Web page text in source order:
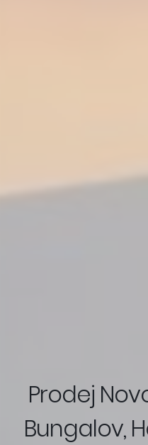
Prodej
Bungalov,